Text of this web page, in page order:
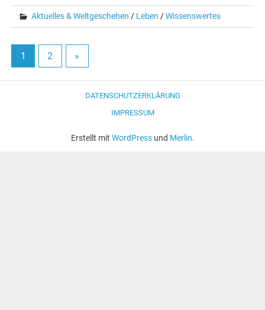
Aktuelles & Weltgeschehen / Leben /Wissenswertes
1 2 »
DATENSCHUTZERKLÄRUNG
IMPRESSUM
Erstellt mit WordPressund Merlin.